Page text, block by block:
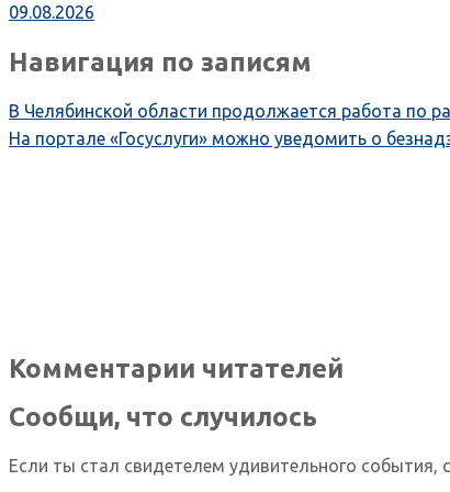
09.08.2026
Навигация по записям
В Челябинской области продолжается работа по
На портале «Госуслуги» можно уведомить о
Комментарии читателей
Сообщи, что случилось
Если ты стал свидетелем удивительного